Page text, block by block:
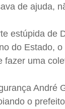
de ajuda,
estúpida de
do Estado,
fazer uma
André
o